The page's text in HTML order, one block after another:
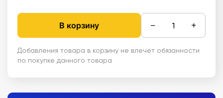
В корзину − +
Добавления товара в корзину не влечет обязанности
по покупке данного товара